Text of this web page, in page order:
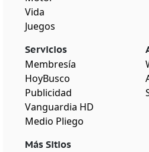
Vida
Juegos
Servicios
Membresía
HoyBusco
Publicidad
Vanguardia HD
Medio Pliego
Más Sitios